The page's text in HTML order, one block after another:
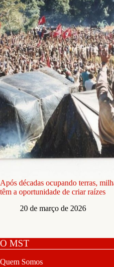
Após décadas ocupando terras,
têm a oportunidade de criar raízes
20 de março de 2026
O MST
Quem Somos